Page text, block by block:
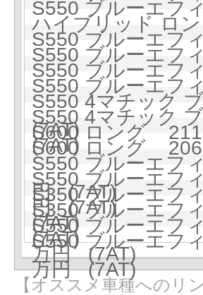
S550 ブルーエ
ハイブリッド ロ
S550 ブルーエフ
S550 ブルーエフ
S550 ブルーエフ
S550 ブルーエフ
S550 4マチック
(7AT)
S550 4マチック
(7AT)
S600 ロング
S600 ロング
S550 ブルーエフ
円 (7AT)
S550 ブルーエフ
円 (7AT)
S350 ブルーエフ
(7AT)
S350 ブルーエフ
(7AT)
S550 ブルーエフ
万円 (7AT)
S550 ブルーエフ
万円 (7AT)
【オススメ車種へのリン